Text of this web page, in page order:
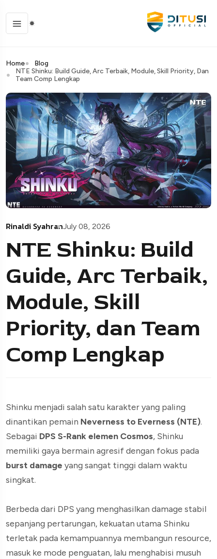
Home
Blog
NTE Shinku: Build Guide, Arc Terbaik, Module, Skill Priority, Dan
Team Comp Lengkap
Rinaldi SyahranJuly 08, 2026
NTE Shinku: Build
Guide, Arc Terbaik,
Module, Skill
Priority, dan Team
Comp Lengkap
Shinku menjadi salah satu karakter yang paling
dinantikan pemain Neverness to Everness (NTE).
Sebagai DPS S-Rank elemen Cosmos, Shinku
memiliki gaya bermain agresif dengan fokus pada
burst damage yang sangat tinggi dalam waktu
singkat.
Berbeda dari DPS yang menghasilkan damage stabil
sepanjang pertarungan, kekuatan utama Shinku
terletak pada kemampuannya membangun resource,
masuk ke mode penguatan, lalu menghabisi musuh